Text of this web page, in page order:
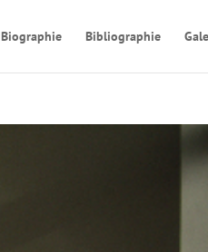
Biographie Bibliographie